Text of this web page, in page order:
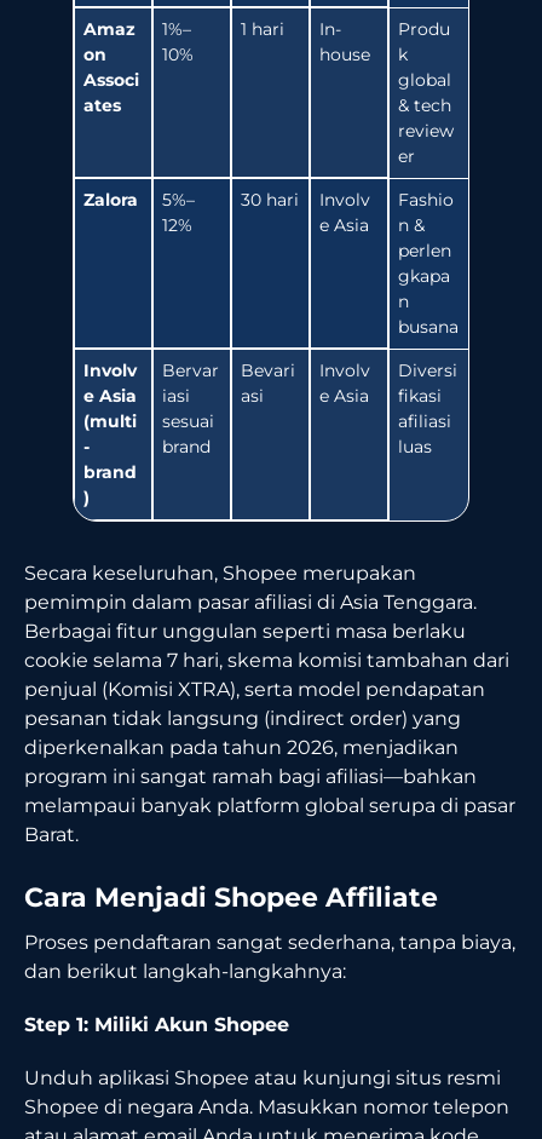
Amaz
on
Associ
ates
1%–
10%
1 hari
In-
house
Produ
k
global
& tech
review
er
Zalora
5%–
12%
30 hari
Involv
e Asia
Fashio
n &
perlen
gkapa
n
busana
Involv
e Asia
(multi
-
brand
)
Bervar
iasi
sesuai
brand
Bevari
asi
Involv
e Asia
Diversi
fikasi
afiliasi
luas
Secara keseluruhan, Shopee merupakan
pemimpin dalam pasar afiliasi di Asia Tenggara.
Berbagai fitur unggulan seperti masa berlaku
cookie selama 7 hari, skema komisi tambahan dari
penjual (Komisi XTRA), serta model pendapatan
pesanan tidak langsung (indirect order) yang
diperkenalkan pada tahun 2026, menjadikan
program ini sangat ramah bagi afiliasi—bahkan
melampaui banyak platform global serupa di pasar
Barat.
Cara Menjadi Shopee Affiliate
Proses pendaftaran sangat sederhana, tanpa biaya,
dan berikut langkah-langkahnya:
Step 1: Miliki Akun Shopee
Unduh aplikasi Shopee atau kunjungi situs resmi
Shopee di negara Anda. Masukkan nomor telepon